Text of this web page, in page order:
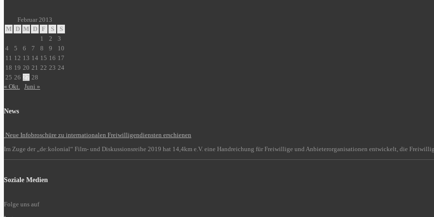
Februar 2013
M D M D F S
S
1
2
3
4
5 6 7 8 9
10
11 12 13 14 15 16 17
18 19 20 21 22 23 24
25 26 27 28
« Okt. Juni »
News
Neue Infobroschüre zu internationalen Freiwilligendiensten erschienen
Im Zuge der „de:kolonial“ Film- und Diskussionsreihe 2019 hat 14,4km e.V. eine Handreichung für Freiwillige und Anbieterorganisationen entwickelt, die
Soziale Medien
Folge uns auf